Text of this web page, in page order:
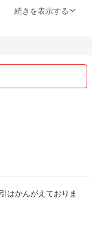
順でお譲りさせて頂き
る方、
遠慮下さい。
い。
お譲りした後の補償
正確にお伝え出来る
続きを表示する
はかんがえておりま